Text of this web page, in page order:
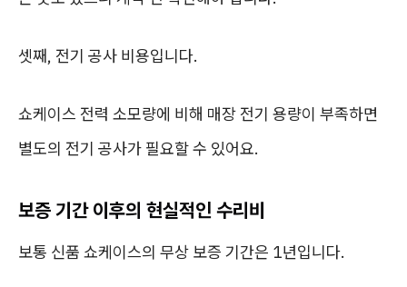
셋째, 전기 공사 비용입니다.
쇼케이스 전력 소모량에 비해 매장 전기 용량이 부족하면
별도의 전기 공사가 필요할 수 있어요.
보증 기간 이후의 현실적인 수리비
보통 신품 쇼케이스의 무상 보증 기간은 1년입니다.